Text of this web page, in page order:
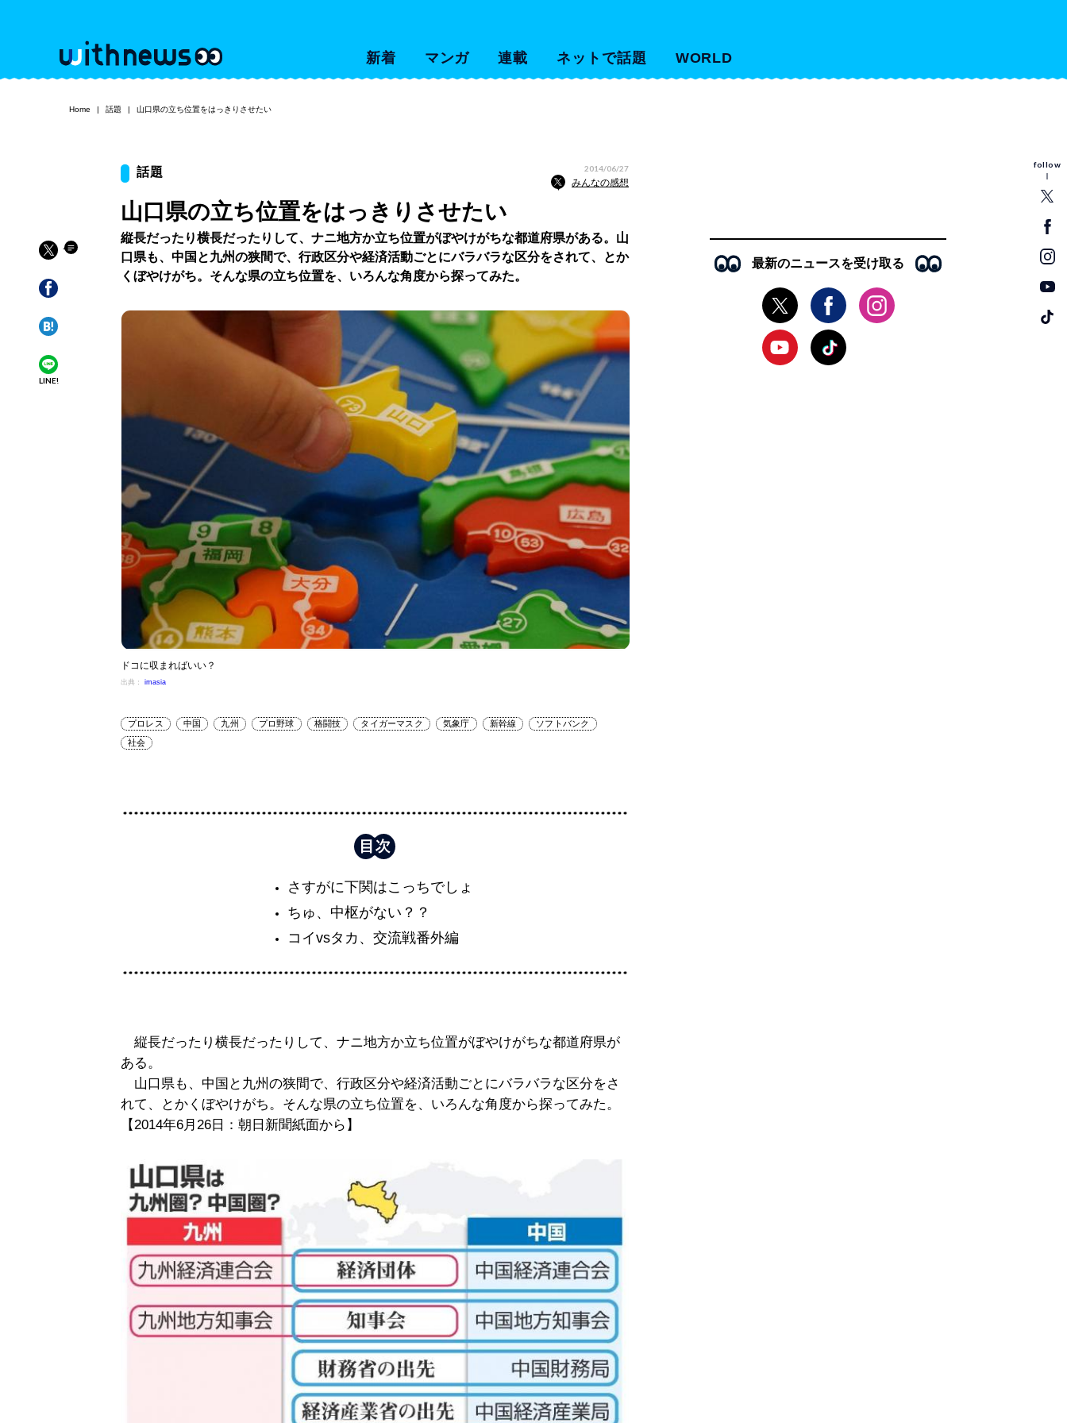
新着 マンガ 連載 ネットで話題 WORLD
follow
Home 話題 山口県の立ち位置をはっきりさせたい
LINE!
話題 2014/06/27
みんなの感想
山口県の立ち位置をはっきりさせたい
縦長だったり横長だったりして、ナニ地方か立ち位置がぼやけがちな都道府県がある。山
口県も、中国と九州の狭間で、行政区分や経済活動ごとにバラバラな区分をされて、とか
くぼやけがち。そんな県の立ち位置を、いろんな角度から探ってみた。
ドコに収まればいい？
出典： imasia
プロレス 中国 九州 プロ野球 格闘技 タイガーマスク 気象庁 新幹線
ソフトバンク
社会
さすがに下関はこっちでしょ
ちゅ、中枢がない？？
コイvsタカ、交流戦番外編
縦長だったり横長だったりして、ナニ地方か立ち位置がぼやけがちな都道府県が
ある。
山口県も、中国と九州の狭間で、行政区分や経済活動ごとにバラバラな区分をさ
れて、とかくぼやけがち。そんな県の立ち位置を、いろんな角度から探ってみた。
【2014年6月26日：朝日新聞紙面から】
最新のニュースを受け取る